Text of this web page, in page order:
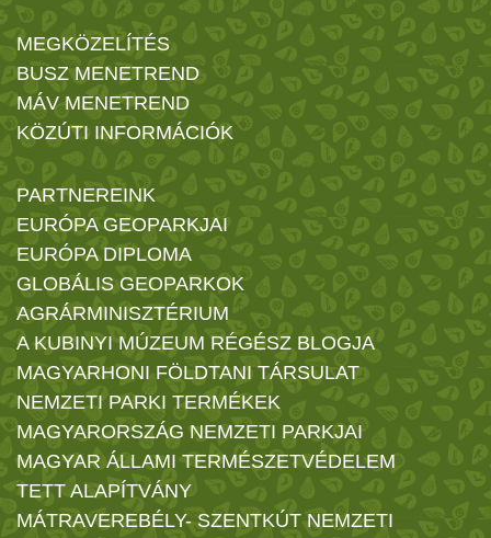
MEGKÖZELÍTÉS
BUSZ MENETREND
MÁV MENETREND
KÖZÚTI INFORMÁCIÓK
PARTNEREINK
EURÓPA GEOPARKJAI
EURÓPA DIPLOMA
GLOBÁLIS GEOPARKOK
AGRÁRMINISZTÉRIUM
A KUBINYI MÚZEUM RÉGÉSZ BLOGJA
MAGYARHONI FÖLDTANI TÁRSULAT
NEMZETI PARKI TERMÉKEK
MAGYARORSZÁG NEMZETI PARKJAI
MAGYAR ÁLLAMI TERMÉSZETVÉDELEM
TETT ALAPÍTVÁNY
MÁTRAVEREBÉLY- SZENTKÚT NEMZETI